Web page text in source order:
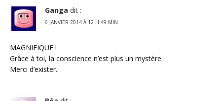
Ganga dit :
6 JANVIER 2014 À 12 H 49 MIN
MAGNIFIQUE !
Grâce à toi, la conscience n’est plus un mystère.
Merci d’exister.